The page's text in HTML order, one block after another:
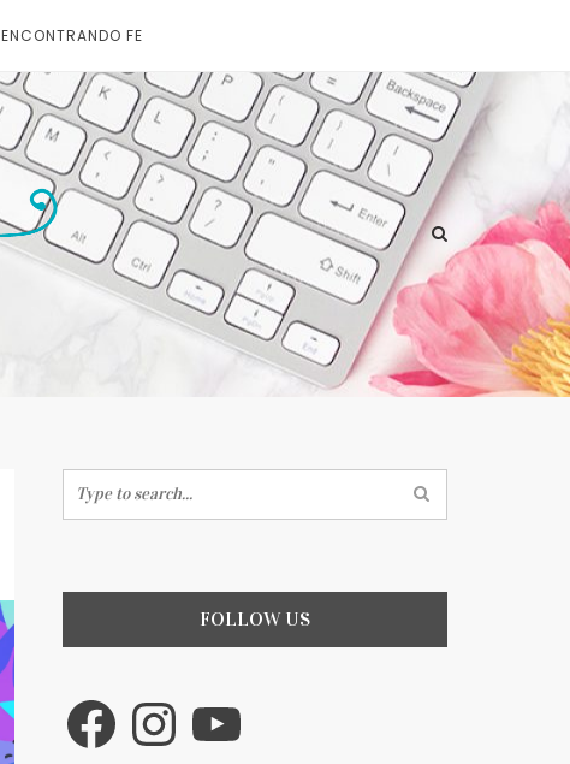
ENCONTRANDO FE
Estilo de Vida
Motivación
Encontrando Fe
Search
for:
FOLLOW US
FacebookInstagramYouTube